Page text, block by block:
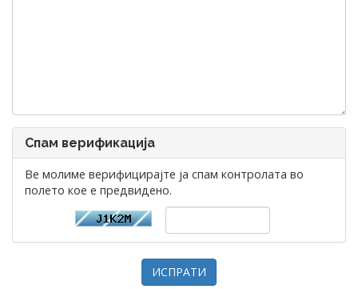
Спам верификација
Ве молиме верифицирајте ја спам контролата во
полето кое е предвидено.
ИСПРАТИ